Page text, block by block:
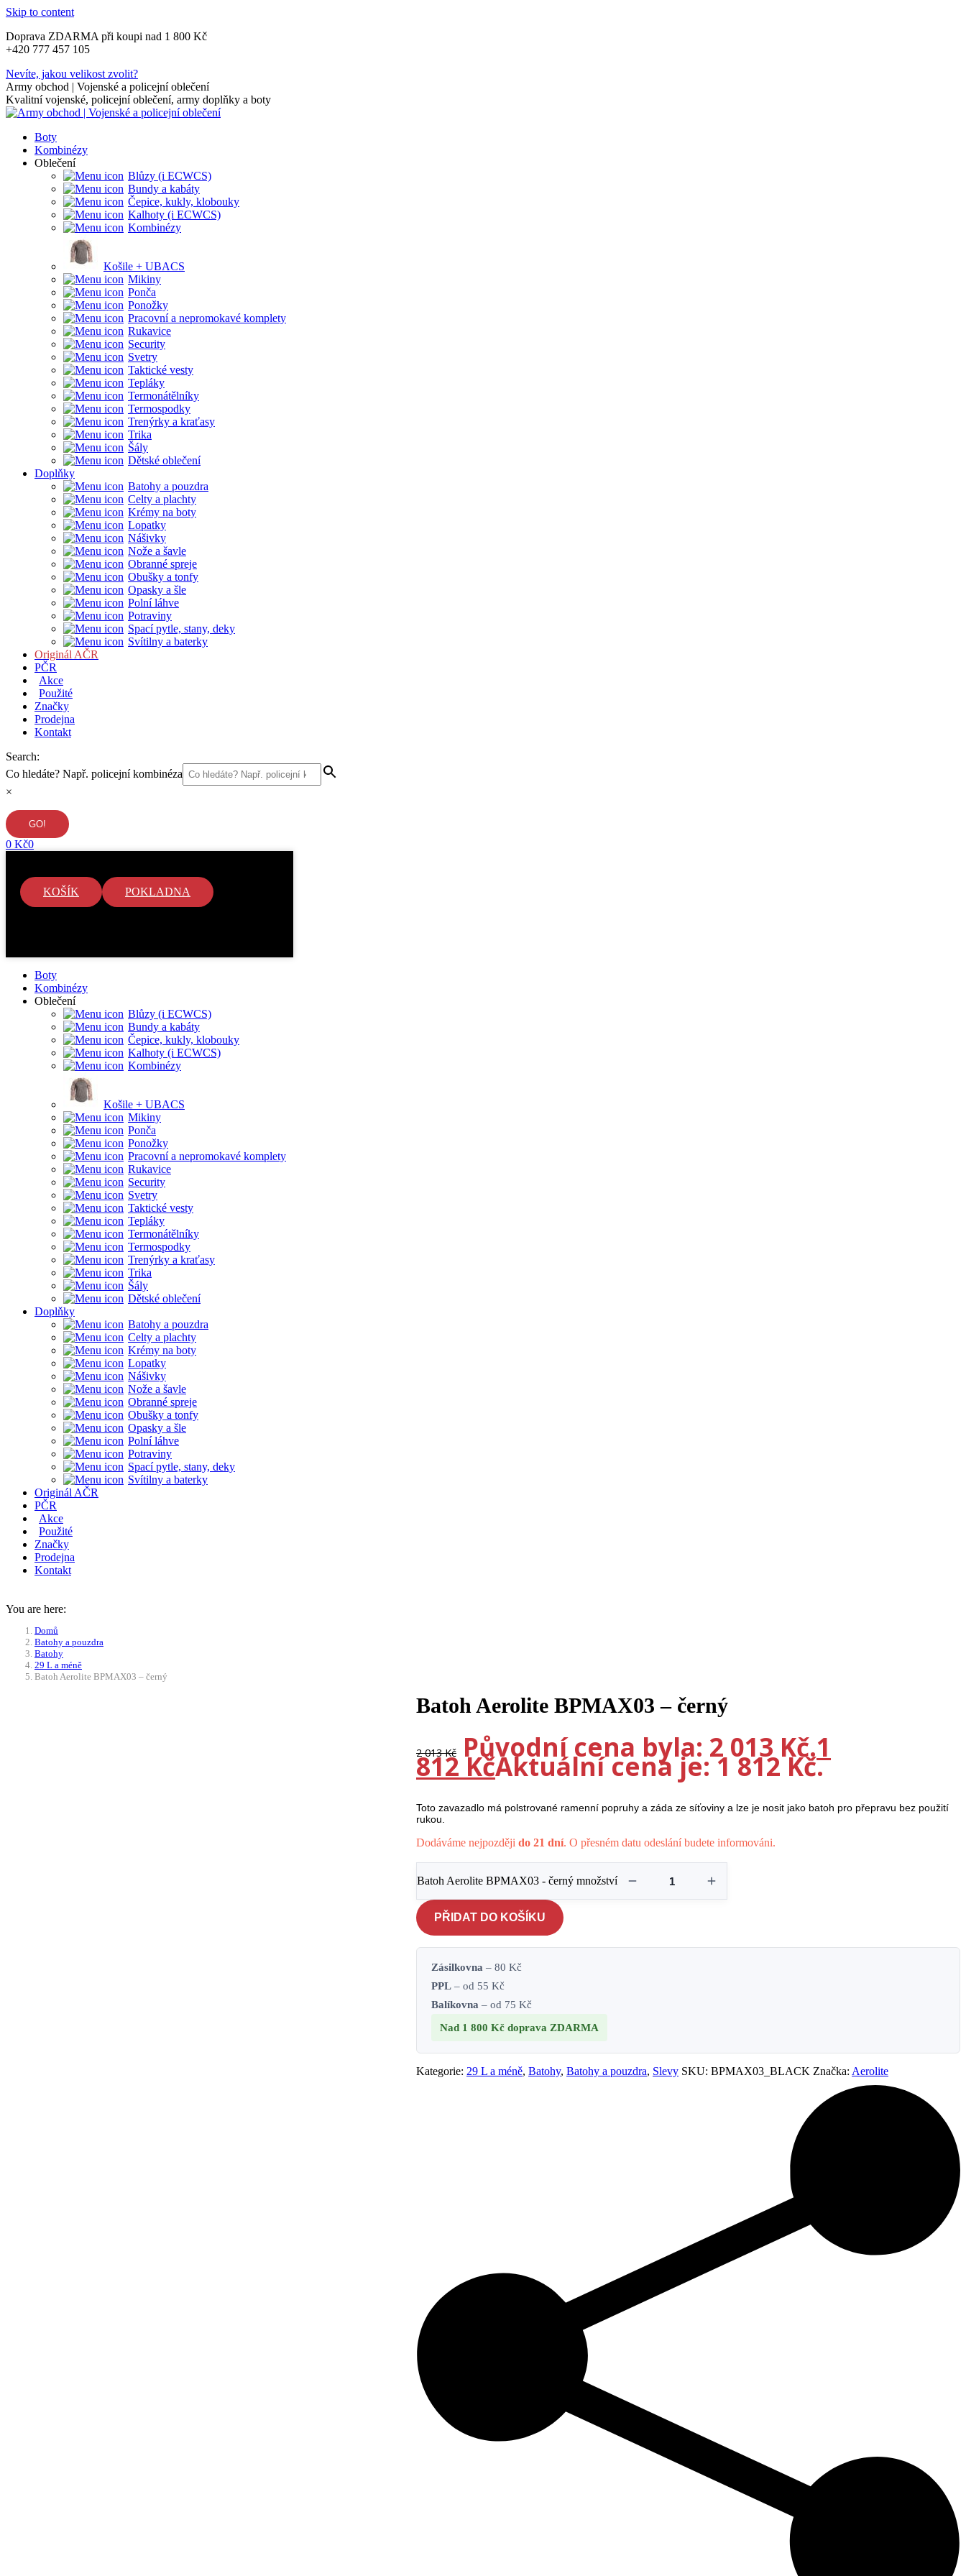
Skip to content
Doprava ZDARMA při koupi nad 1 800 Kč
+420 777 457 105
Nevíte, jakou velikost zvolit?
Army obchod | Vojenské a policejní oblečení
Kvalitní vojenské, policejní oblečení, army doplňky a boty
Boty
Kombinézy
Oblečení
Blůzy (i ECWCS)
Bundy a kabáty
Čepice, kukly, klobouky
Kalhoty (i ECWCS)
Kombinézy
Košile + UBACS
Mikiny
Ponča
Ponožky
Pracovní a nepromokavé komplety
Rukavice
Security
Svetry
Taktické vesty
Tepláky
Termonátělníky
Termospodky
Trenýrky a kraťasy
Trika
Šály
Dětské oblečení
Doplňky
Batohy a pouzdra
Celty a plachty
Krémy na boty
Lopatky
Nášivky
Nože a šavle
Obranné spreje
Obušky a tonfy
Opasky a šle
Polní láhve
Potraviny
Spací pytle, stany, deky
Svítilny a baterky
Originál AČR
PČR
Akce
Použité
Značky
Prodejna
Kontakt
Search:
Co hledáte? Např. policejní kombinéza
×
0 Kč0
KOŠÍK POKLADNA
Boty
Kombinézy
Oblečení
Blůzy (i ECWCS)
Bundy a kabáty
Čepice, kukly, klobouky
Kalhoty (i ECWCS)
Kombinézy
Košile + UBACS
Mikiny
Ponča
Ponožky
Pracovní a nepromokavé komplety
Rukavice
Security
Svetry
Taktické vesty
Tepláky
Termonátělníky
Termospodky
Trenýrky a kraťasy
Trika
Šály
Dětské oblečení
Doplňky
Batohy a pouzdra
Celty a plachty
Krémy na boty
Lopatky
Nášivky
Nože a šavle
Obranné spreje
Obušky a tonfy
Opasky a šle
Polní láhve
Potraviny
Spací pytle, stany, deky
Svítilny a baterky
Originál AČR
PČR
Akce
Použité
Značky
Prodejna
Kontakt
You are here:
Domů
Batohy a pouzdra
Batohy
29 L a méně
Batoh Aerolite BPMAX03 – černý
Batoh Aerolite BPMAX03 – černý
2 013Kč Původní cena byla: 2 013 Kč.1
812KčAktuální cena je: 1 812 Kč.
Toto zavazadlo má polstrované ramenní popruhy a záda ze síťoviny a lze je nosit jako batoh pro přepravu bez použití
rukou.
Dodáváme nejpozdějido 21 dní. O přesném datu odeslání budete informováni.
Batoh Aerolite BPMAX03 - černý množství
PŘIDAT DO KOŠÍKU
Zásilkovna – 80 Kč
PPL – od 55 Kč
Balíkovna – od 75 Kč
Nad 1 800 Kčdoprava ZDARMA
Kategorie: 29 L a méně,Batohy,Batohy a pouzdra, Slevy SKU:BPMAX03_BLACK Značka: Aerolite